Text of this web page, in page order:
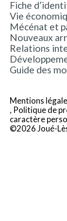
Fiche
Vie
Mécénat et
Nouveaux
Relations
Guide des
Mentions
Politique de
caractère
©2026 Joué-